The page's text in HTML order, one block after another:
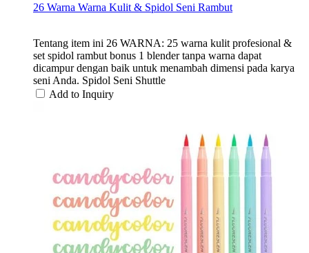
26 Warna Warna Kulit & Spidol Seni Rambut
Tentang item ini 26 WARNA: 25 warna kulit profesional &
set spidol rambut bonus 1 blender tanpa warna dapat
dicampur dengan baik untuk menambah dimensi pada karya
seni Anda. Spidol Seni Shuttle
Add to Inquiry